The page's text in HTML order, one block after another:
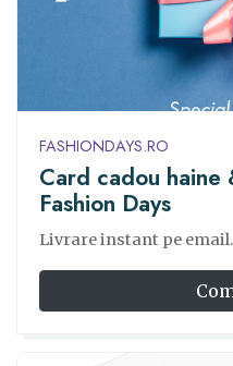
FASHIONDAYS.RO
Card cadou haine
Fashion Days
Livrare instant pe email.